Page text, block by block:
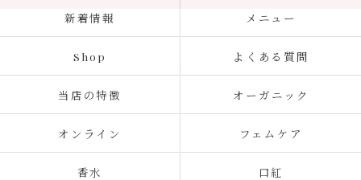
新着情報 メニュー
Shop よくある質問
当店の特徴 オーガニック
オンライン フェムケア
香水 口紅